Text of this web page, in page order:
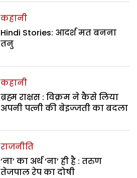
कहानी
Hindi Stories: आदर्श मत बनना
तनु
कहानी
ब्रह्म राक्षस : विक्रम ने कैसे लिया
अपनी पत्नी की बेइज्जती का बदला
राजनीति
‘ना’ का अर्थ ‘ना’ ही है : तरुण
तेजपाल रेप का दोषी